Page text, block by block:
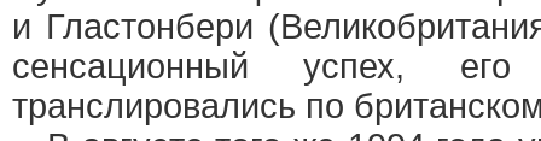
и Гластонбери
сенсационный успех,
транслировались по